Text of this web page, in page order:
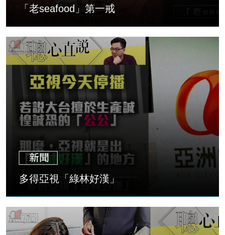
「老seafood」第一戒
多得亞視「綠林好漢」